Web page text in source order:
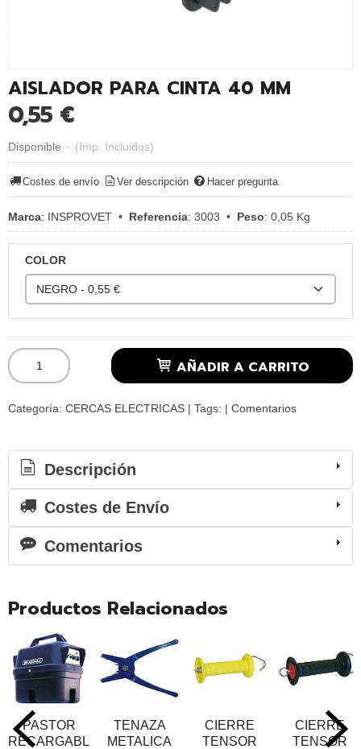
AISLADOR PARA CINTA 40 MM
0,55 €
Disponible - (Imp. Incluidos)
Costes de envío Ver descripción Hacer pregunta
Marca: INSPROVET • Referencia: 3003 • Peso: 0,05 Kg
COLOR
AÑADIR A CARRITO
Categoría: CERCAS ELECTRICAS | Tags: | Comentarios
Descripción
Costes de Envío
Comentarios
Productos Relacionados
PASTOR
RECARGABLE
TENAZA
METALICA
CIERRE
TENSOR
CIERRE
TENSOR